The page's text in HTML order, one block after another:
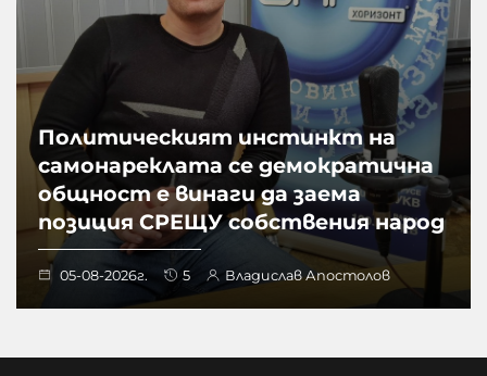
Политическият инстинкт на
самонареклата се демократична
общност е винаги да заема
позиция СРЕЩУ собствения народ
05-08-2026г. 5 Владислав Апостолов